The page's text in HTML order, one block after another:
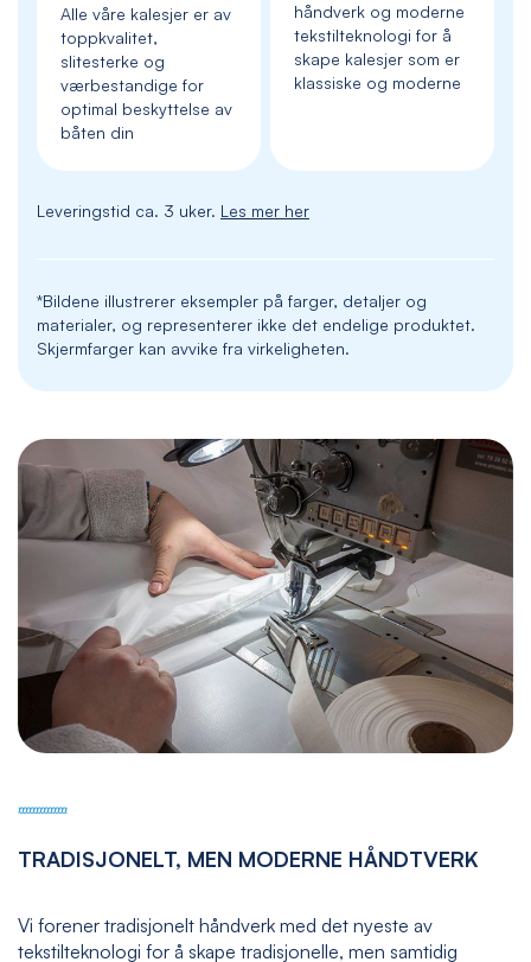
Alle våre kalesjer er av
toppkvalitet,
slitesterke og
værbestandige for
optimal beskyttelse av
båten din
håndverk og moderne
tekstilteknologi for å
skape kalesjer som er
klassiske og moderne
Leveringstid ca. 3 uker. Les mer her
*Bildene illustrerer eksempler på farger, detaljer og
materialer, og representerer ikke det endelige produktet.
Skjermfarger kan avvike fra virkeligheten.
TRADISJONELT, MEN MODERNE HÅNDTVERK
Vi forener tradisjonelt håndverk med det nyeste av
tekstilteknologi for å skape tradisjonelle, men samtidig